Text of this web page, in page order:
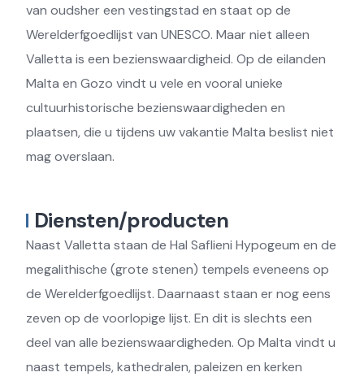
van oudsher een vestingstad en staat op de
Werelderfgoedlijst van UNESCO. Maar niet alleen
Valletta is een bezienswaardigheid. Op de eilanden
Malta en Gozo vindt u vele en vooral unieke
cultuurhistorische bezienswaardigheden en
plaatsen, die u tijdens uw vakantie Malta beslist niet
mag overslaan.
Diensten/producten
Naast Valletta staan de Hal Saflieni Hypogeum en de
megalithische (grote stenen) tempels eveneens op
de Werelderfgoedlijst. Daarnaast staan er nog eens
zeven op de voorlopige lijst. En dit is slechts een
deel van alle bezienswaardigheden. Op Malta vindt u
naast tempels, kathedralen, paleizen en kerken